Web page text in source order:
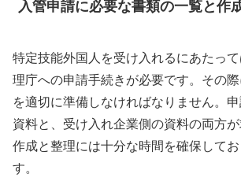
入管申請に必要な書類の一覧と作
特定技能外国人を受け入れるにあたっ
理庁への申請手続きが必要です。その
を適切に準備しなければなりません。
資料と、受け入れ企業側の資料の両方が
作成と整理には十分な時間を確保して
す。